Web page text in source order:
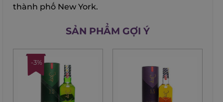
thành phố New York.
SẢN PHẨM GỢI Ý
-3%